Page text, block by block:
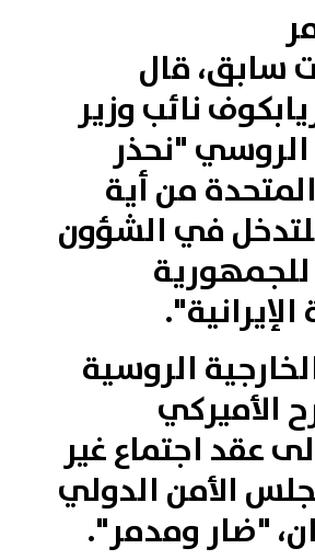
سابق، قال
نائب وزير
الروسي "نحذر
المتحدة من أية
في الشؤون
للجمهورية
الروسية
الأميركي
عقد اجتماع غير
الأمن الدولي
"ضار ومدمر".